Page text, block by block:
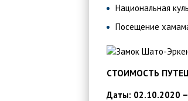
Национальная
Посещение
СТОИМОСТЬ
Даты: 02.10.2020